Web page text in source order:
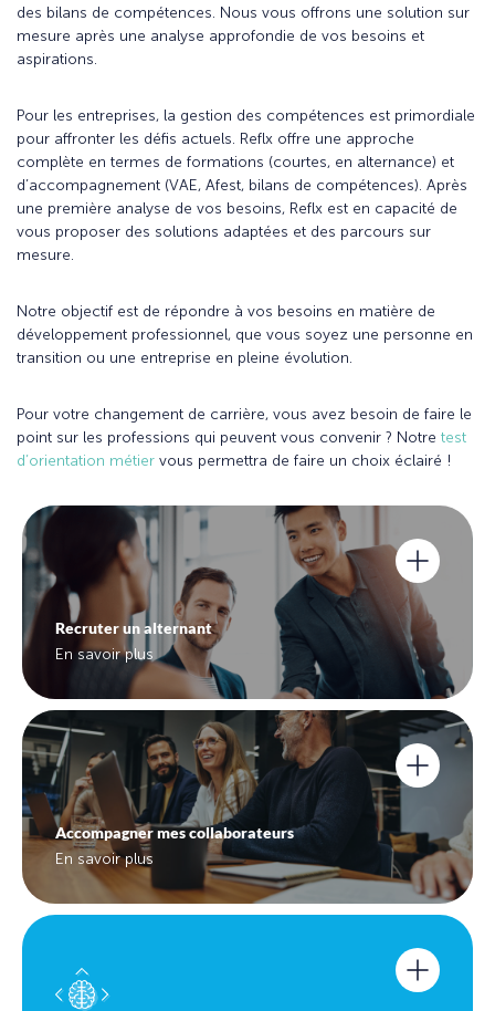
des bilans de compétences. Nous vous offrons une solution sur
mesure après une analyse approfondie de vos besoins et
aspirations.
Pour les entreprises, la gestion des compétences est primordiale
pour affronter les défis actuels. Reflx offre une approche
complète en termes de formations (courtes, en alternance) et
d’accompagnement (VAE, Afest, bilans de compétences). Après
une première analyse de vos besoins, Reflx est en capacité de
vous proposer des solutions adaptées et des parcours sur
mesure.
Notre objectif est de répondre à vos besoins en matière de
développement professionnel, que vous soyez une personne en
transition ou une entreprise en pleine évolution.
Pour votre changement de carrière, vous avez besoin de faire le
point sur les professions qui peuvent vous convenir ? Notre test
d’orientation métier vous permettra de faire un choix éclairé !
Recruter un alternant
En savoir plus
Accompagner mes collaborateurs
En savoir plus